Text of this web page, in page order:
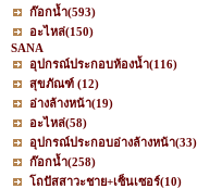
ก๊อกน้ำ(593)
อะไหล่(150)
SANA
อุปกรณ์ประกอบห้องน้ำ(116)
สุขภัณฑ์ (12)
อ่างล้างหน้า(19)
อะไหล่(58)
อุปกรณ์ประกอบอ่างล้างหน้า(33)
ก๊อกน้ำ(258)
โถปัสสาวะชาย+เซ็นเซอร์(10)